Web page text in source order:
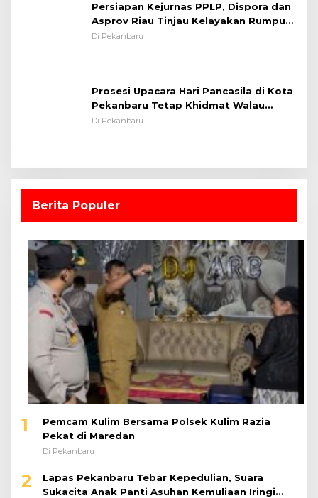
Lapangan Sepakbola
Di Pekanbaru
Dalam Ruangan
Di Pekanbaru
Berita Populer
Pemcam Kulim Bersama Polsek Kulim Razia
Pekat di Maredan
Di Pekanbaru
Lapas Pekanbaru Tebar Kepedulian, Suara
Bantuan Sosial
Di Pekanbaru